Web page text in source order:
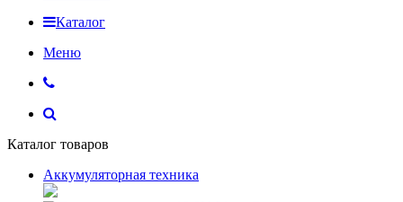
Каталог
Меню
Каталог товаров
Аккумуляторная техника